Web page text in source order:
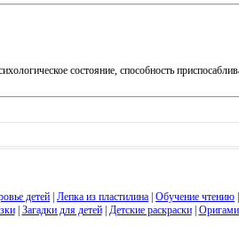
состояние, способность
детей Лепка из пластилина Обучение чтению
| Загадки для детей| Детские раскраски| Оригами